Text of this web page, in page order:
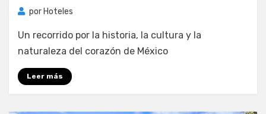
por Hoteles
Un recorrido por la historia, la cultura y la
naturaleza del corazón de México
Leer más